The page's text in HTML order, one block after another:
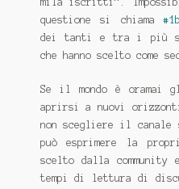
IL VANGELO DI FILIPPO
EMILIA ROMAGNA-MARCHE-ABRUZZO
FASTBOOK
IL GIARDINO DEI LIBRI
mila iscritti”.
questione si chiama
dei tanti e tra i più
che hanno scelto come
Se il mondo è oramai
aprirsi a nuovi
non scegliere il canale
può esprimere la
scelto dalla
tempi di lettura di